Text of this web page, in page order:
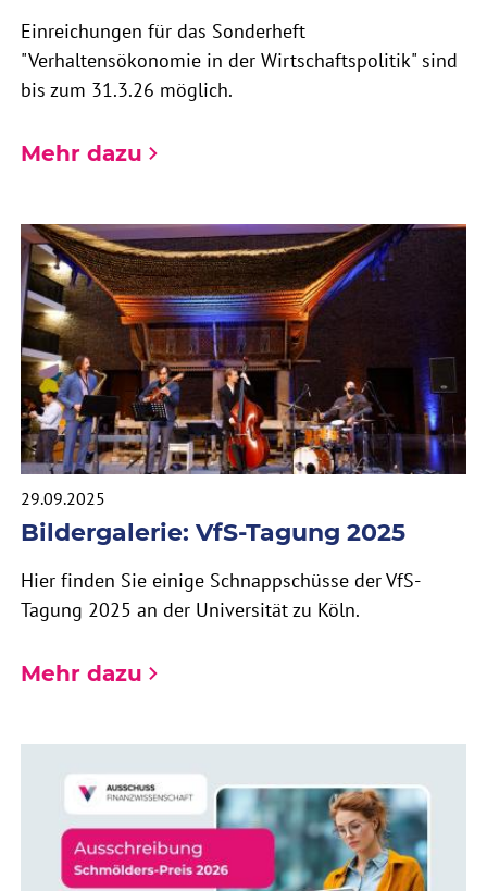
Einreichungen für das Sonderheft
"Verhaltensökonomie in der Wirtschaftspolitik" sind
bis zum 31.3.26 möglich.
Mehr dazu
29.09.2025
Bildergalerie: VfS-Tagung 2025
Hier finden Sie einige Schnappschüsse der VfS-
Tagung 2025 an der Universität zu Köln.
Mehr dazu